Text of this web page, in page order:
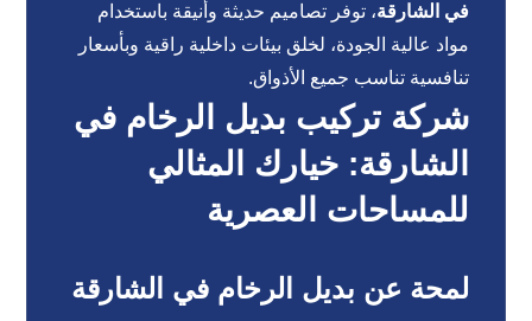
في الشارقة، توفر تصاميم حديثة وأنيقة باستخدام
مواد عالية الجودة، لخلق بيئات داخلية راقية وبأسعار
تنافسية تناسب جميع الأذواق.
شركة تركيب بديل الرخام في
الشارقة: خيارك المثالي
للمساحات العصرية
لمحة عن بديل الرخام في الشارقة